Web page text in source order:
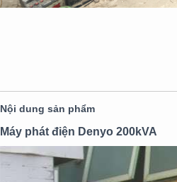
Nội dung sản phẩm
Máy phát điện Denyo 200kVA